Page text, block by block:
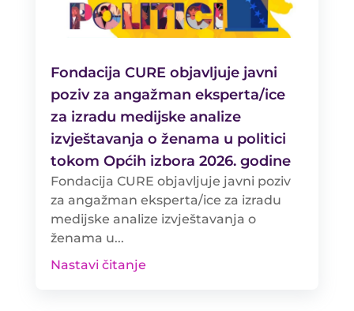
Fondacija CURE objavljuje javni
poziv za angažman eksperta/ice
za izradu medijske analize
izvještavanja o ženama u politici
tokom Općih izbora 2026. godine
Fondacija CURE objavljuje javni poziv
za angažman eksperta/ice za izradu
medijske analize izvještavanja o
ženama u...
Nastavi čitanje